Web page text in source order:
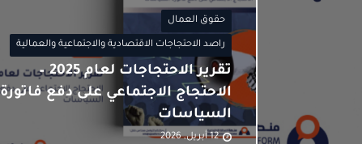
حقوق العمال
راصد الاحتجاجات الاقتصادية والاجتماعية والعمالية
تقرير الاحتجاجات لعام 2025 –
الاحتجاج الاجتماعي على دفع فاتورة
السياسات
12 أبريل, 2026